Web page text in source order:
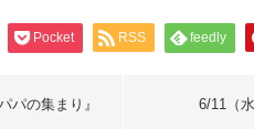
Pocket RSS feedly
パの集まり』 6/11（